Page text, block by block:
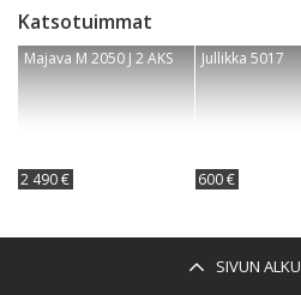
Katsotuimmat
Majava M 2050 J 2 AKS
2 490 €
Jullikka 5017
600 €
SIVUN